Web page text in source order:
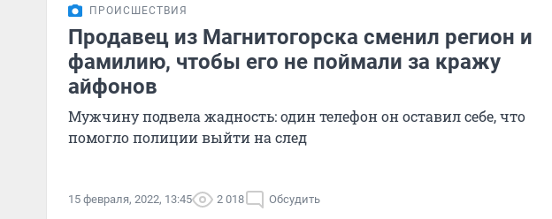
ПРОИСШЕСТВИЯ
Продавец из Магнитогорска сменил регион и
фамилию, чтобы его не поймали за кражу
айфонов
Мужчину подвела жадность: один телефон он оставил себе, что
помогло полиции выйти на след
15 февраля, 2022, 13:45 2 018 Обсудить